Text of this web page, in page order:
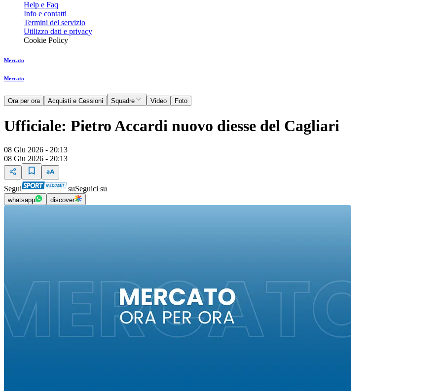
Help e Faq
Info e contatti
Termini del servizio
Utilizzo dati e privacy
Cookie Policy
Mercato
Mercato
Ora per ora Acquisti e Cessioni Squadre Video Foto
Ufficiale: Pietro Accardi nuovo diesse del Cagliari
08 Giu 2026 - 20:13
08 Giu 2026 - 20:13
Segui suSeguici su
whatsapp discover